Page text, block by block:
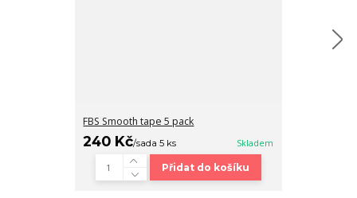
FBS Smooth tape 5 pack
240 Kč/sada 5 ks Skladem
Přidat do košíku